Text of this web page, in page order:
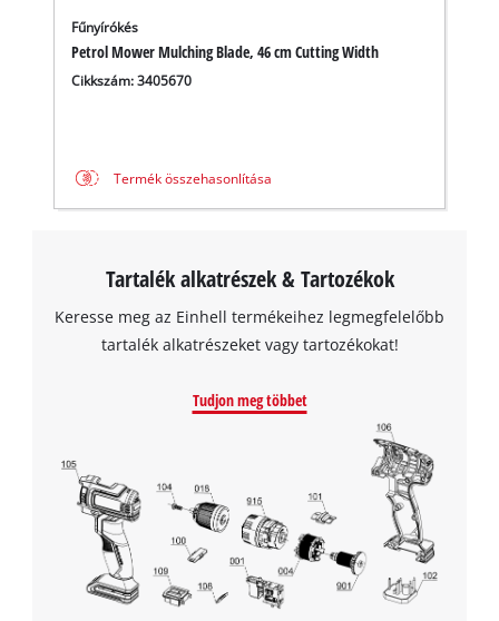
szükségünk van az Ön jóváhagyására!
This content is not permitted to load due
to the list of technologies used.
Fűnyírókés
Petrol Mower Mulching Blade, 46 cm Cutting Width
Cikkszám: 3405670
Termék összehasonlítása
Tartalék alkatrészek & Tartozékok
Keresse meg az Einhell termékeihez legmegfelelőbb
tartalék alkatrészeket vagy tartozékokat!
Tudjon meg többet